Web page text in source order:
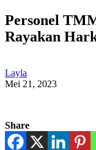
Personel
Rayakan
Layla
Mei 21, 2023
Share